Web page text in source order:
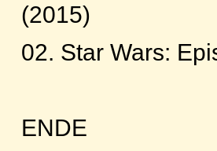
(2015)
02. Star Wars:
ENDE